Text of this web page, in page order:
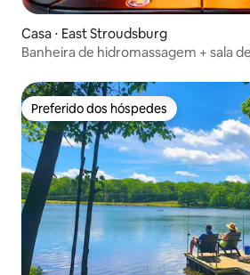
Casa ⋅ East Stroudsburg
Banheira de hidromassagem + sala
Preferido dos hóspedes
Preferido dos hóspedes